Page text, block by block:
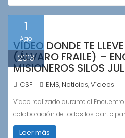
1
Ago
2013
VÍDEO DONDE TE
(ÁLVARO FRAILE) –
MISIONEROS SILOS
CSF EMS, Noticias,Vídeos
Vídeo realizado durante el
colaboración de todos los
Leer más